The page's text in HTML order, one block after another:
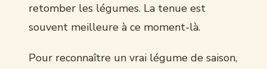
retomber les légumes. La tenue est
souvent meilleure à ce moment-là.
Pour reconnaître un vrai légume de saison,